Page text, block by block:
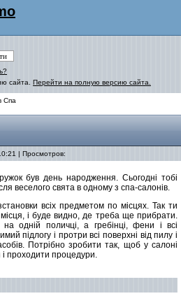
сайта. Перейти на полную версию сайта.
Спа
| Просмотров:
був день народження. Сьогодні тобі
веселого свята в одному з спа-салонів.
всіх предметом по місцях. Так ти
місця, і буде видно, де треба ще прибрати.
одній поличці, а гребінці, фени і всі
підлогу і протри всі поверхні від пилу і
Потрібно зробити так, щоб у салоні
проходити процедури.